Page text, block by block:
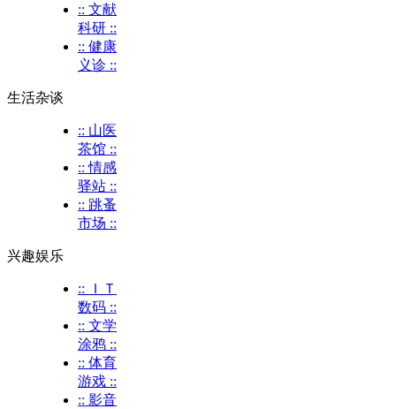
:: 文献
科研 ::
:: 健康
义诊 ::
生活杂谈
:: 山医
茶馆 ::
:: 情感
驿站 ::
:: 跳蚤
市场 ::
兴趣娱乐
:: ＩＴ
数码 ::
:: 文学
涂鸦 ::
:: 体育
游戏 ::
:: 影音